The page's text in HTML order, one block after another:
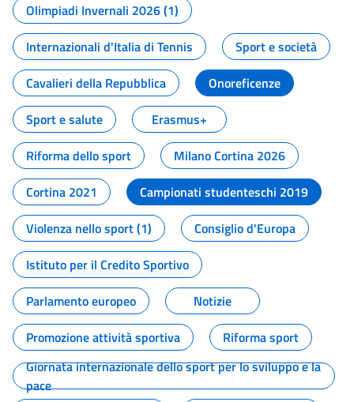
Olimpiadi Invernali 2026 (1)
Internazionali d'Italia di Tennis
Sport e società
Cavalieri della Repubblica
Onoreficenze
Sport e salute
Erasmus+
Riforma dello sport
Milano Cortina 2026
Cortina 2021
Campionati studenteschi 2019
Violenza nello sport (1)
Consiglio d'Europa
Istituto per il Credito Sportivo
Parlamento europeo
Notizie
Promozione attività sportiva
Riforma sport
Giornata internazionale dello sport per lo sviluppo e la
pace